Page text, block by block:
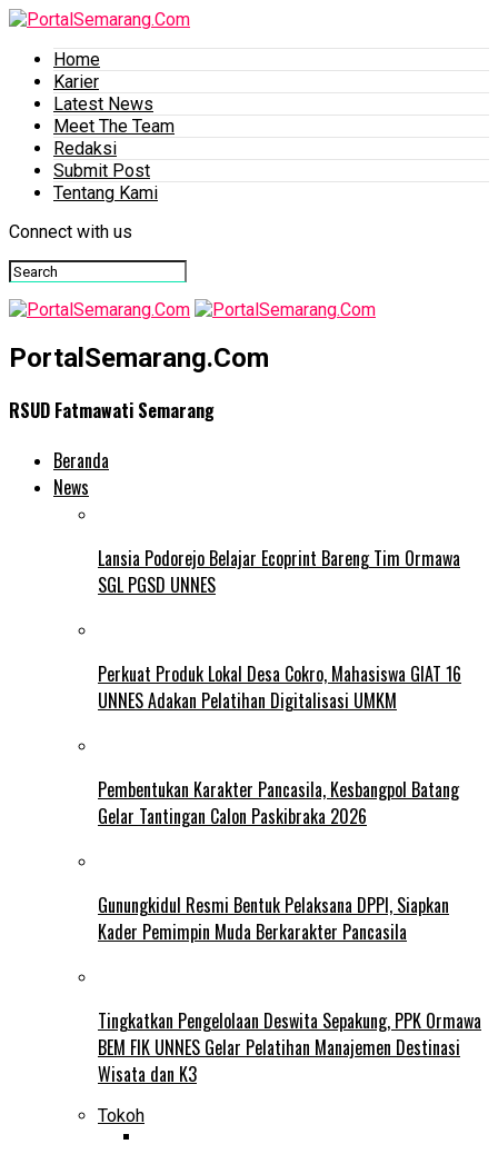
Home
Karier
Latest News
Meet The Team
Redaksi
Submit Post
Tentang Kami
Connect with us
PortalSemarang.Com
RSUD Fatmawati Semarang
Beranda
News
Lansia Podorejo Belajar Ecoprint Bareng Tim Ormawa
SGL PGSD UNNES
Perkuat Produk Lokal Desa Cokro, Mahasiswa GIAT 16
UNNES Adakan Pelatihan Digitalisasi UMKM
Pembentukan Karakter Pancasila, Kesbangpol Batang
Gelar Tantingan Calon Paskibraka 2026
Gunungkidul Resmi Bentuk Pelaksana DPPI, Siapkan
Kader Pemimpin Muda Berkarakter Pancasila
Tingkatkan Pengelolaan Deswita Sepakung, PPK Ormawa
BEM FIK UNNES Gelar Pelatihan Manajemen Destinasi
Wisata dan K3
Tokoh